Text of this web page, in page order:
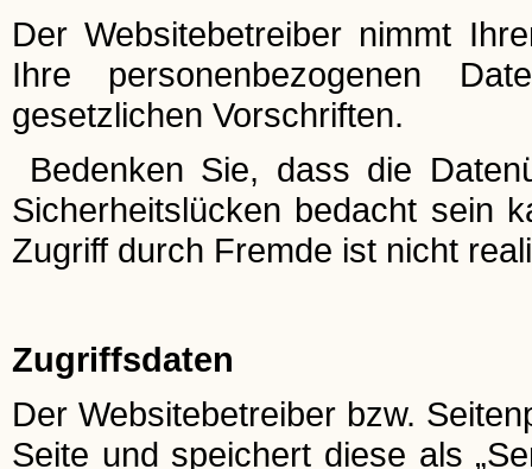
Der Websitebetreiber nimmt
Ihre personenbezogenen
gesetzlichen Vorschriften.
Bedenken Sie, dass die
Sicherheitslücken bedacht sein
Zugriff durch Fremde ist nicht
Zugriffsdaten
Der Websitebetreiber bzw.
Seite und speichert diese als